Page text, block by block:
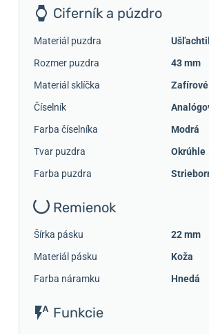
Ciferník a púzdro
Materiál puzdra
Rozmer puzdra
43 mm
Materiál sklíčka
Zafírové
Číselník
Farba číselníka
Modrá
Tvar puzdra
Okrúhle
Farba puzdra
Remienok
Šírka pásku
22 mm
Materiál pásku
Koža
Farba náramku
Hnedá
Funkcie